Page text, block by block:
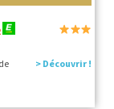
> Découvrir !